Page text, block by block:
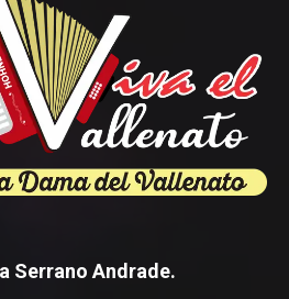
Serrano Andrade.